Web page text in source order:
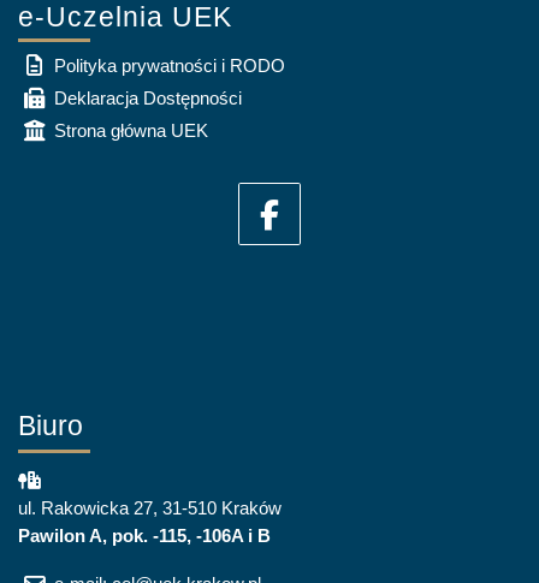
e-Uczelnia UEK
Polityka prywatności i RODO
Deklaracja Dostępności
Strona główna UEK
Biuro
ul. Rakowicka 27, 31-510 Kraków
Pawilon A, pok. -115, -106A i B